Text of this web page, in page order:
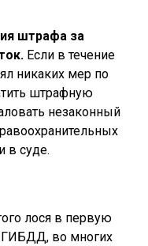
штрафа за
Если в течение
никаких мер по
штрафную
незаконный
в суде.
лося в первую
ГИБДД, во многих